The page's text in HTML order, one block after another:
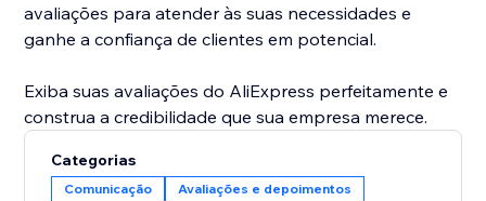
avaliações para atender às suas necessidades e
ganhe a confiança de clientes em potencial.
Exiba suas avaliações do AliExpress perfeitamente e
construa a credibilidade que sua empresa merece.
Categorias
Comunicação Avaliações e depoimentos